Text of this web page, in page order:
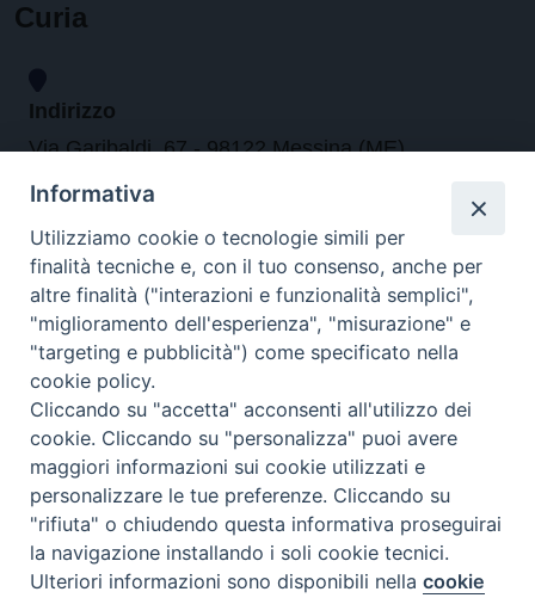
Curia
Indirizzo
Via Garibaldi, 67 - 98122 Messina (ME)
Orari
da lunedi al venerdi dalle ore 9.30 alle 12.30
Contatti
Tel. 090.6684111 - Fax. 090.6684206
arcivescovo.messina@tin.it
Canali social
Preferenze Cookie
Informativa
Utilizziamo cookie o tecnologie simili per
finalità tecniche e, con il tuo consenso, anche per
altre finalità ("interazioni e funzionalità semplici",
"miglioramento dell'esperienza", "misurazione" e
"targeting e pubblicità") come specificato nella
cookie policy.
Cliccando su "accetta" acconsenti all'utilizzo dei
cookie. Cliccando su "personalizza" puoi avere
maggiori informazioni sui cookie utilizzati e
personalizzare le tue preferenze. Cliccando su
"rifiuta" o chiudendo questa informativa proseguirai
la navigazione installando i soli cookie tecnici.
Ulteriori informazioni sono disponibili nellacookie